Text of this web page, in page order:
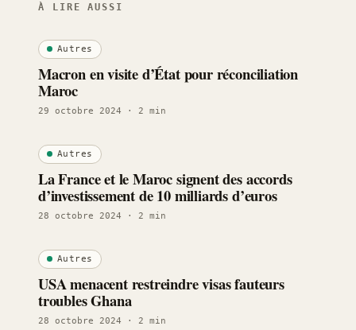
À LIRE AUSSI
Autres
Macron en visite d’État pour réconciliation
Maroc
29 octobre 2024 · 2 min
Autres
La France et le Maroc signent des accords
d’investissement de 10 milliards d’euros
28 octobre 2024 · 2 min
Autres
USA menacent restreindre visas fauteurs
troubles Ghana
28 octobre 2024 · 2 min